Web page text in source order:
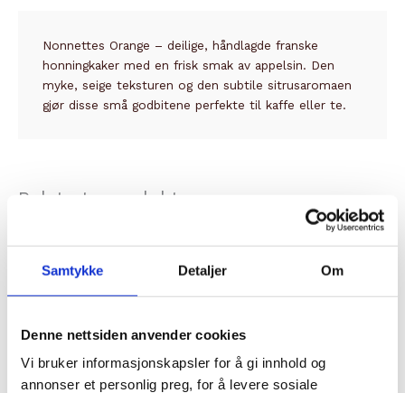
Samtykke Detaljer Om
Denne nettsiden anvender cookies
Vi bruker informasjonskapsler for å gi innhold og
annonser et personlig preg, for å levere sosiale
Nonnettes Orange – deilige, håndlagde franske
honningkaker med en frisk smak av appelsin. Den
myke, seige teksturen og den subtile sitrusaromaen
gjør disse små godbitene perfekte til kaffe eller te.
Relaterte produkter
IKKE PÅ LAGER